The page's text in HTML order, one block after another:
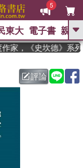
5
GO
父親節 、 如果歷
暑期推薦 、 國際布克
東大 電子書 親子
，《史坎德》系列
評論